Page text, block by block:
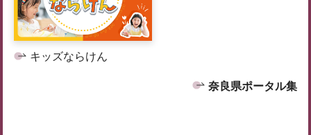
キッズならけん
奈良県ポータル集